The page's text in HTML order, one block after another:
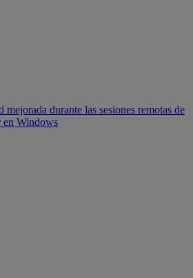
mejorada durante las sesiones remotas de
en Windows